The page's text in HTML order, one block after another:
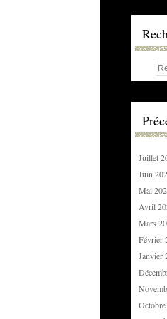
Juillet
Juin
Mai
Avril
Mars
Février
Janvier